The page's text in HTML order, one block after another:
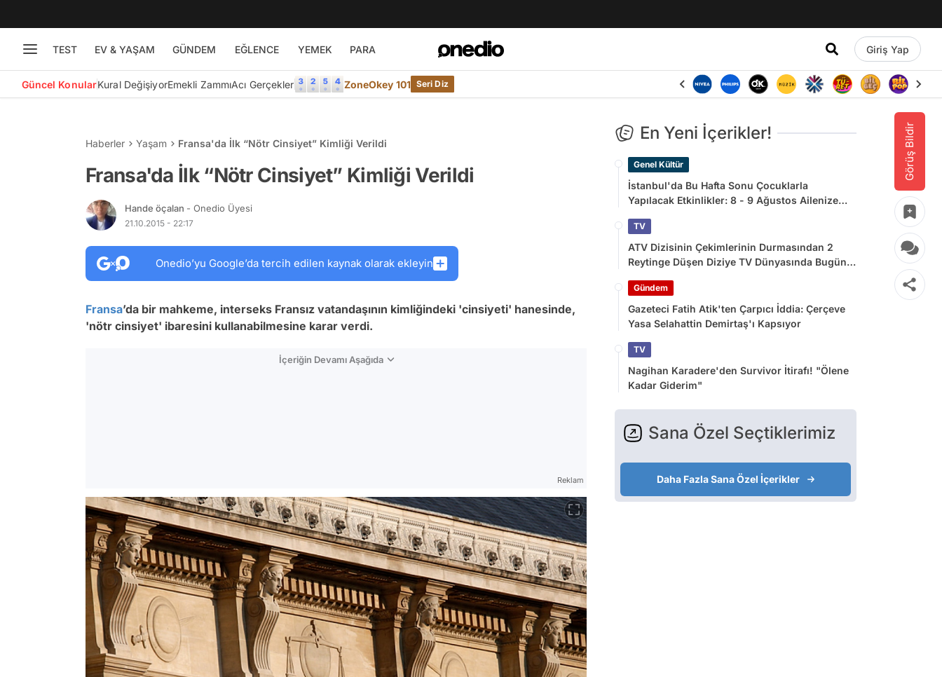
TEST EV & YAŞAM GÜNDEM EĞLENCE YEMEK PARA Giriş Yap
Güncel KonularKural DeğişiyorEmekli ZammıAcı Gerçekler ZoneOkey 101 Seri Diz
Görüş Bildir
Haberler Yaşam Fransa'da İlk “Nötr Cinsiyet” Kimliği Verildi
Fransa'da İlk “Nötr Cinsiyet” Kimliği Verildi
Hande öçalan - Onedio Üyesi
21.10.2015 - 22:17
Onedio’yu Google’da tercih edilen kaynak olarak ekleyin
Fransa’da bir mahkeme, interseks Fransız vatandaşının kimliğindeki 'cinsiyeti' hanesinde,
'nötr cinsiyet' ibaresini kullanabilmesine karar verdi.
İçeriğin Devamı Aşağıda
Reklam
En Yeni İçerikler!
Genel Kültür
İstanbul'da Bu Hafta Sonu Çocuklarla
Yapılacak Etkinlikler: 8 - 9 Ağustos Ailenize
TV
ATV Dizisinin Çekimlerinin Durmasından 2
Reytinge Düşen Diziye TV Dünyasında Bugün
Gündem
Gazeteci Fatih Atik'ten Çarpıcı İddia: Çerçeve
Yasa Selahattin Demirtaş'ı Kapsıyor
TV
Nagihan Karadere'den Survivor İtirafı! "Ölene
Kadar Giderim"
Sana Özel Seçtiklerimiz
Daha Fazla Sana Özel İçerikler